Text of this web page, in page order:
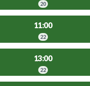
20
11:00
22
13:00
22